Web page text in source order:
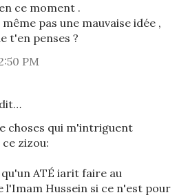
ce moment .
pas une mauvaise idée ,
t'en penses ?
PM
choses qui m'intriguent
zizou:
ATÉ iarit faire au
l'Imam Hussein si ce n'est pour